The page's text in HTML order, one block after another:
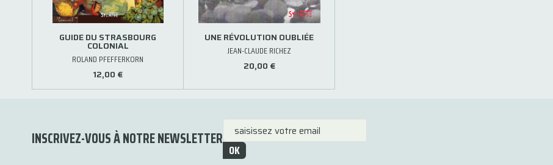
GUIDE DU STRASBOURG
COLONIAL
ROLAND PFEFFERKORN
12,00 €
UNE RÉVOLUTION OUBLIÉE
JEAN-CLAUDE RICHEZ
20,00 €
INSCRIVEZ-VOUS À NOTRE NEWSLETTER
OK